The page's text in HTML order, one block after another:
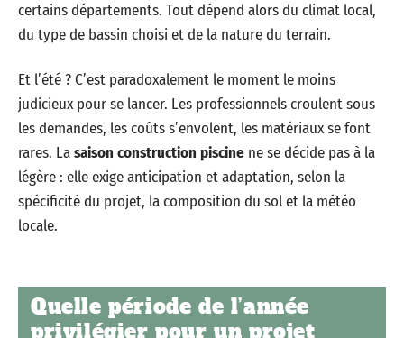
certains départements. Tout dépend alors du climat local,
du type de bassin choisi et de la nature du terrain.
Et l’été ? C’est paradoxalement le moment le moins
judicieux pour se lancer. Les professionnels croulent sous
les demandes, les coûts s’envolent, les matériaux se font
rares. Lasaison construction piscine ne se décide pas à la
légère : elle exige anticipation et adaptation, selon la
spécificité du projet, la composition du sol et la météo
locale.
Quelle période de l’année
privilégier pour un projet